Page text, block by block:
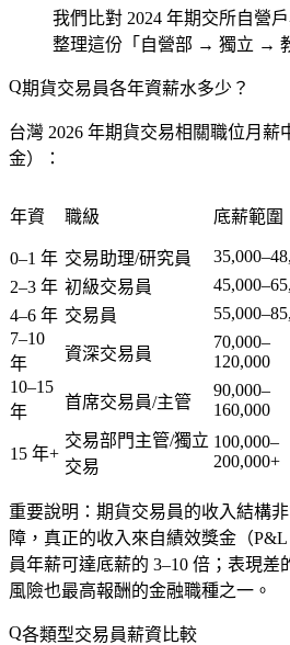
我們比對 2024 年期交所自營
整理這份「自營部 → 獨立 →
期貨交易員各年資薪水多少？
台灣 2026 年期貨交易相關職位月薪
金）：
年資 職級 底薪範圍
0–1 年 交易助理/研究員
2–3 年 初級交易員
4–6 年 交易員
7–10
年
資深交易員
70,000–
120,000
10–15
年
首席交易員/主管
90,000–
160,000
15 年+
交易部門主管/獨立
交易
100,000–
200,000+
重要說明 ：期貨交易員的收入結構
障，真正的收入來自績效獎金（
員年薪可達底薪的 3–10 倍；表現差
風險也最高報酬的金融職種之一。
各類型交易員薪資比較